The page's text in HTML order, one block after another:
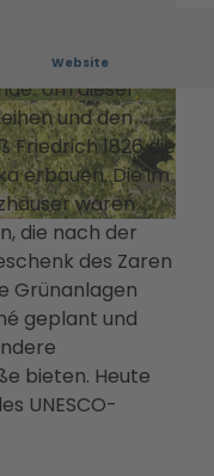
Lizenz: PMSG
Website
Zar
Um dieser
und den
Friedrich 1826 die
erbauen. Die im
waren
die nach der
des Zaren
Grünanlagen
geplant und
bieten. Heute
UNESCO-